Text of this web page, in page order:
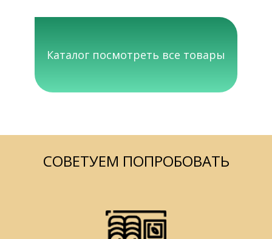
Каталог посмотреть все товары
СОВЕТУЕМ ПОПРОБОВАТЬ